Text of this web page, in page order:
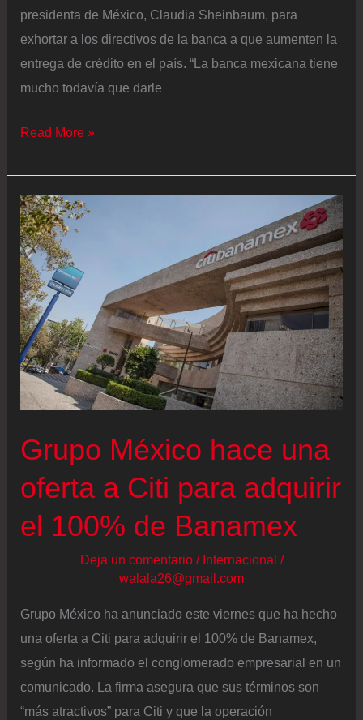
presidenta de México, Claudia Sheinbaum, para
exhortar a los directivos de la banca a que aumenten la
entrega de crédito en el país. “La banca mexicana tiene
mucho todavía que darle
Sheinbaum,
los
banqueros
mexicanos:
“Necesitamos
que
le
den
todavía
más
al
Read More »
Grupo México hace una
oferta a Citi para adquirir
el 100% de Banamex
Deja un comentario / Internacional /
walala26@gmail.com
Grupo México ha anunciado este viernes que ha hecho
una oferta a Citi para adquirir el 100% de Banamex,
según ha informado el conglomerado empresarial en un
comunicado. La firma asegura que sus términos son
“más atractivos” para Citi y que la operación